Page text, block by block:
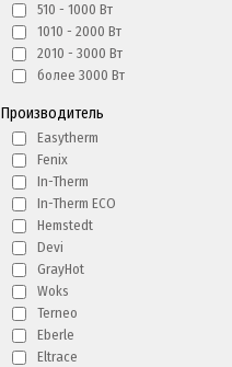
510 - 1000 Вт
1010 - 2000 Вт
2010 - 3000 Вт
более 3000 Вт
Производитель
Easytherm
Fenix
In-Therm
In-Therm ECO
Hemstedt
Devi
GrayHot
Woks
Terneo
Eberle
Eltrace